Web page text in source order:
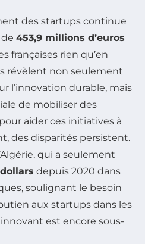
des startups continue
453,9 millions d’euros
françaises rien qu’en
révèlent non seulement
l’innovation durable, mais
de mobiliser des
aider ces initiatives à
des disparités persistent.
qui a seulement
depuis 2020 dans
soulignant le besoin
aux startups dans les
est encore sous-